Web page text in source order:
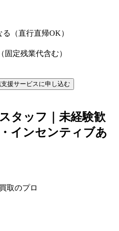
（直行直帰OK）
固定残業代含む）
援サービスに申し込む
タッフ｜未経験歓
インセンティブあ
取のプロ